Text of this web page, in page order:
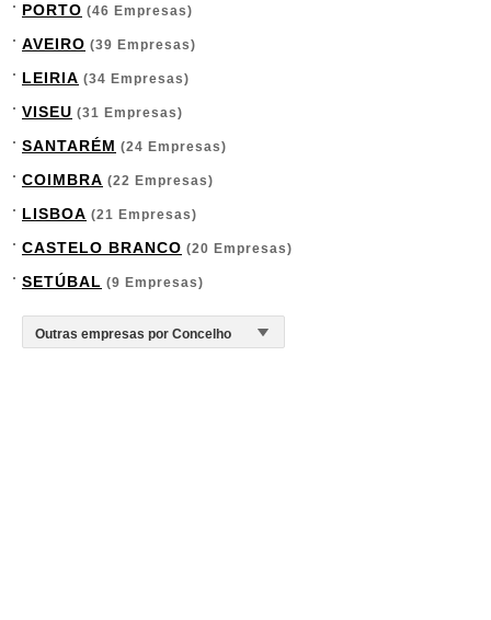
PORTO (46 Empresas)
AVEIRO (39 Empresas)
LEIRIA (34 Empresas)
VISEU (31 Empresas)
SANTARÉM (24 Empresas)
COIMBRA (22 Empresas)
LISBOA (21 Empresas)
CASTELO BRANCO (20 Empresas)
SETÚBAL (9 Empresas)